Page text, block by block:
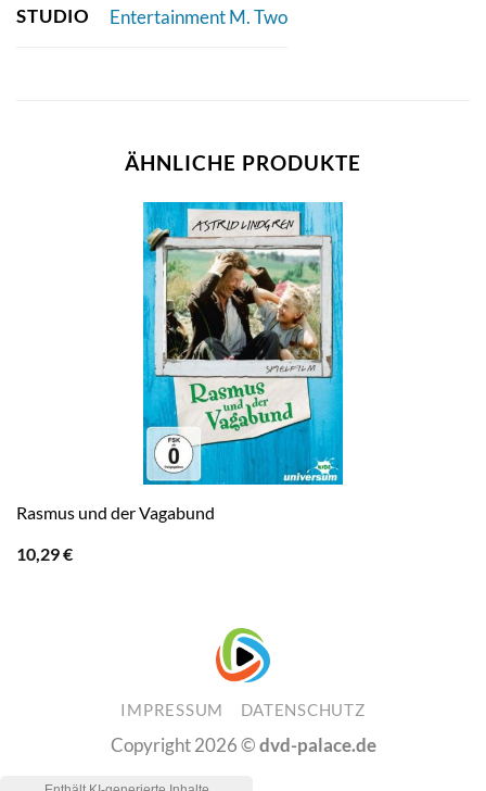
STUDIO Entertainment M. Two
ÄHNLICHE PRODUKTE
Rasmus und der Vagabund
10,29€
IMPRESSUM DATENSCHUTZ
Copyright 2026 ©dvd-palace.de